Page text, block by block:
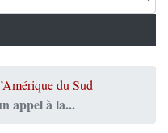
du Sud
appel à la...